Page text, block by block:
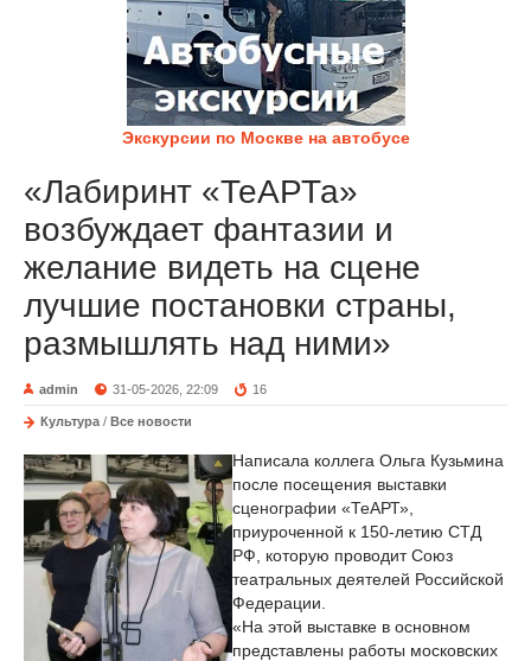
Экскурсии по Москве на автобусе
«Лабиринт «ТеАРТа»
возбуждает фантазии и
желание видеть на сцене
лучшие постановки страны,
размышлять над ними»
admin 31-05-2026, 22:09 16
Культура / Все новости
Написала коллега Ольга Кузьмина
после посещения выставки
сценографии «ТеАРТ»,
приуроченной к 150-летию СТД
РФ, которую проводит Союз
театральных деятелей Российской
Федерации.
«На этой выставке в основном
представлены работы московских